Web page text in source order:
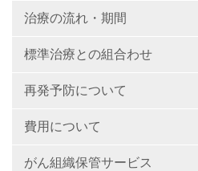
治療の流れ・期間
標準治療との組合わせ
再発予防について
費用について
がん組織保管サービス